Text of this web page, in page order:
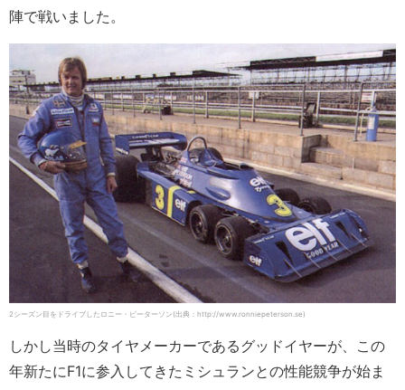
陣で戦いました。
2シーズン目をドライブしたロニー・ピーターソン(出典：http://www.ronniepeterson.se)
しかし当時のタイヤメーカーであるグッドイヤーが、この
年新たにF1に参入してきたミシュランとの性能競争が始ま